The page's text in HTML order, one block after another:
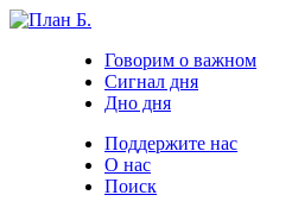
Говорим о важном
Сигнал дня
Дно дня
Поддержите нас
О нас
Поиск